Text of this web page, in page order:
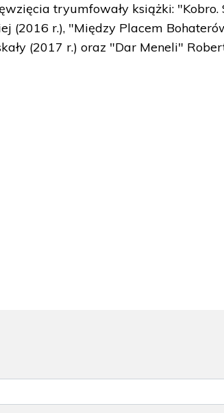
tryumfowały książki: "Kobro.
(2016 r.), "Między Placem
(2017 r.) oraz "Dar Meneli"